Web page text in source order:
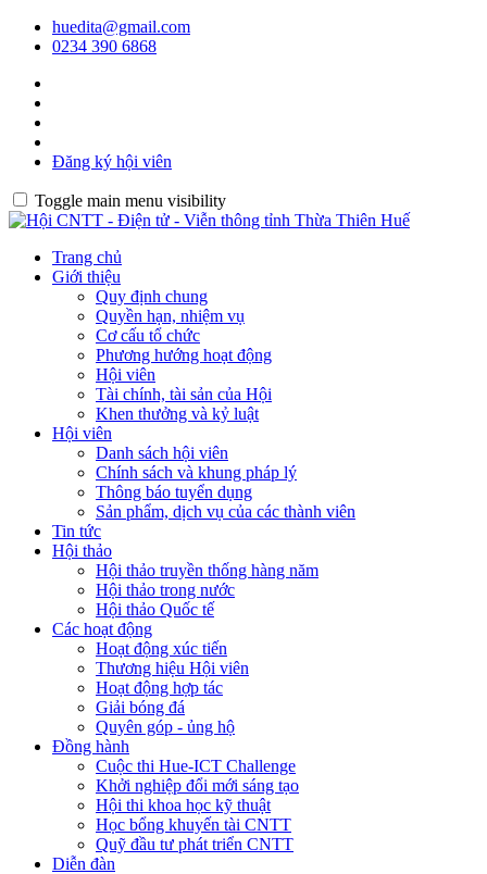
huedita@gmail.com
0234 390 6868
Đăng ký hội viên
Toggle main menu visibility
Trang chủ
Giới thiệu
Quy định chung
Quyền hạn, nhiệm vụ
Cơ cấu tổ chức
Phương hướng hoạt động
Hội viên
Tài chính, tài sản của Hội
Khen thưởng và kỷ luật
Hội viên
Danh sách hội viên
Chính sách và khung pháp lý
Thông báo tuyển dụng
Sản phẩm, dịch vụ của các thành viên
Tin tức
Hội thảo
Hội thảo truyền thống hàng năm
Hội thảo trong nước
Hội thảo Quốc tế
Các hoạt động
Hoạt động xúc tiến
Thương hiệu Hội viên
Hoạt động hợp tác
Giải bóng đá
Quyên góp - ủng hộ
Đồng hành
Cuộc thi Hue-ICT Challenge
Khởi nghiệp đổi mới sáng tạo
Hội thi khoa học kỹ thuật
Học bổng khuyến tài CNTT
Quỹ đầu tư phát triển CNTT
Diễn đàn